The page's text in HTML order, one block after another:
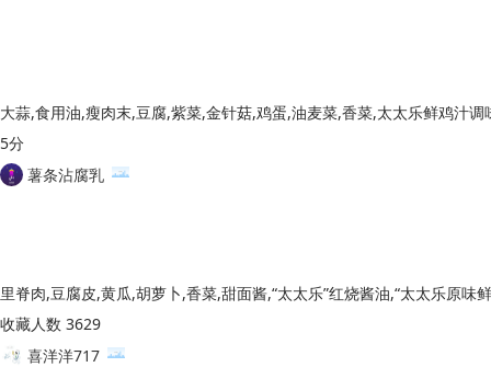
5分
薯条沾腐乳
收藏人数 3629
喜洋洋717